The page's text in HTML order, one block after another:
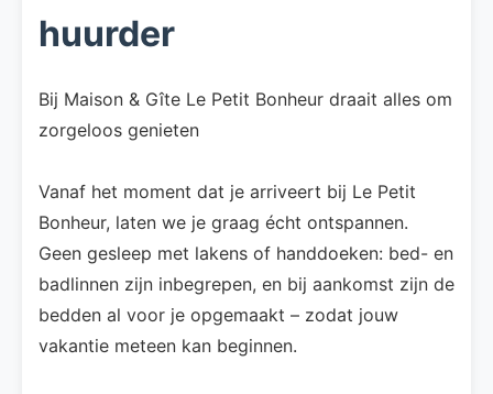
huurder
Bij Maison & Gîte Le Petit Bonheur draait alles om
zorgeloos genieten
Vanaf het moment dat je arriveert bij Le Petit
Bonheur, laten we je graag écht ontspannen.
Geen gesleep met lakens of handdoeken: bed- en
badlinnen zijn inbegrepen, en bij aankomst zijn de
bedden al voor je opgemaakt – zodat jouw
vakantie meteen kan beginnen.